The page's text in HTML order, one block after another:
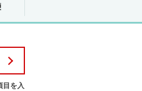
目を入